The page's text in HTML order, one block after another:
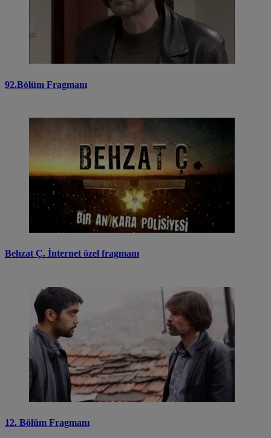
92.Bölüm Fragmanı
Behzat Ç. İnternet özel fragmanı
12. Bölüm Fragmanı